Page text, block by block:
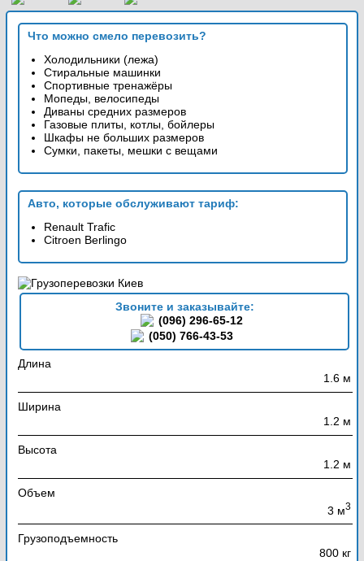
Что можно смело перевозить?
Холодильники (лежа)
Стиральные машинки
Спортивные тренажёры
Мопеды, велосипеды
Диваны средних размеров
Газовые плиты, котлы, бойлеры
Шкафы не больших размеров
Сумки, пакеты, мешки с вещами
Авто, которые обслуживают тариф:
Renault Trafic
Citroen Berlingo
Звоните и заказывайте:
(096) 296-65-12
(050) 766-43-53
Длина
1.6 м
Ширина
1.2 м
Высота
1.2 м
Объем
3 м3
Грузоподъемность
800 кг